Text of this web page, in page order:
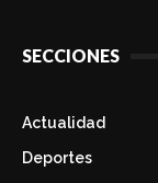
SECCIONES
Actualidad
Deportes